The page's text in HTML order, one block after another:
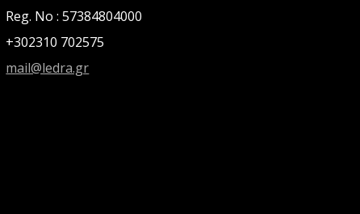
Reg. No : 57384804000
+302310 702575
mail@ledra.gr